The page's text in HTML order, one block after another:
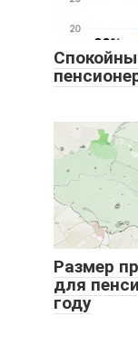
Размер
для
году